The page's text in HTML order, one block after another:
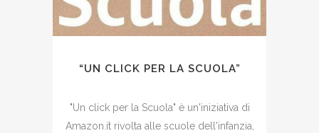
“UN CLICK PER LA SCUOLA”
"Un click per la Scuola" è un'iniziativa di
Amazon.it rivolta alle scuole dell'infanzia,